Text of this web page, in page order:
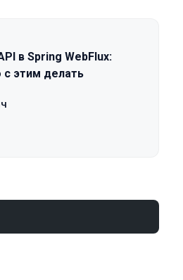
в Spring WebFlux:
с этим делать